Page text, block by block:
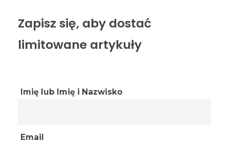
Zapisz się, aby dostać
limitowane artykuły
Imię lub Imię i Nazwisko
Email